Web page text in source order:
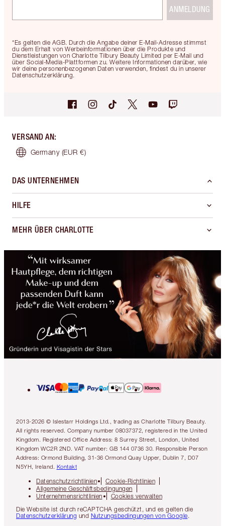
*Es gelten die AGB. Durch die Angabe deiner E-Mail-Adresse stimmst
du dem Erhalt von Werbeinformationen über die Produkte und
Dienstleistungen von Charlotte Tilbury Beauty Limited per E-Mail und
über Social-Media-Plattformen zu. Weitere Informationen darüber, wie
wir deine personenbezogenen Daten verwenden, findest du in unserer
Datenschutzerklärung.
ANMELDUNG
VERSAND AN:
Germany (EUR €)
DAS UNTERNEHMEN
HILFE
MEHR ÜBER CHARLOTTE
2013-2026 © Islestarr Holdings Ltd., trading as Charlotte Tilbury Beauty.
All rights reserved. Company number 08037372, registered in the United
Kingdom. Registered Office Address: 8 Surrey Street, London, United
Kingdom WC2R 2ND. VAT number: GB 144 0736 30. Responsible Person
Address: Ormond Building, 31-36 Ormond Quay Upper, Dublin 7, D07
N5YH, Ireland. Kontakt
Datenschutzrichtlinien
Cookie-Richtlinien
Allgemeine Geschäftsbedingungen
Unternehmensrichtlinien
Cookies verwalten
Die Website ist durch reCAPTCHA geschützt, und es gelten die
Datenschutzerklärung und Nutzungsbedingungen von Google.